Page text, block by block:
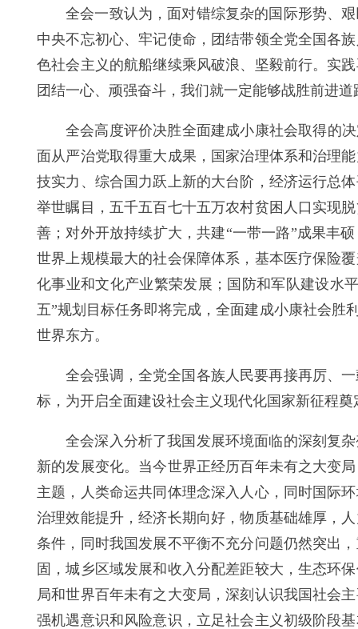
全会一致认为，面对错综复杂的国际形势、
中央不忘初心、牢记使命，团结带领全党全国各
色社会主义的航船继续乘风破浪、坚毅前行。实
团结一心、顽强奋斗，我们就一定能够战胜前进
全会高度评价决胜全面建成小康社会取得的
面从严治党取得重大成果，国家治理体系和治理
技实力、综合国力跃上新的大台阶，经济运行总
举世瞩目，五千五百七十五万农村贫困人口实现
善；对外开放持续扩大，共建“一带一路”成果丰
世界上规模最大的社会保障体系，基本医疗保险
化事业和文化产业繁荣发展；国防和军队建设水
五”规划目标任务即将完成，全面建成小康社会胜
世界东方。
全会强调，全党全国各族人民要再接再厉、
标，为开启全面建设社会主义现代化国家新征程奠
全会深入分析了我国发展环境面临的深刻复
新的发展变化。当今世界正经历百年未有之大变
主题，人类命运共同体理念深入人心，同时国际
治理效能提升，经济长期向好，物质基础雄厚，
条件，同时我国发展不平衡不充分问题仍然突出
固，城乡区域发展和收入分配差距较大，生态环
局和世界百年未有之大变局，深刻认识我国社会
强机遇意识和风险意识，立足社会主义初级阶段